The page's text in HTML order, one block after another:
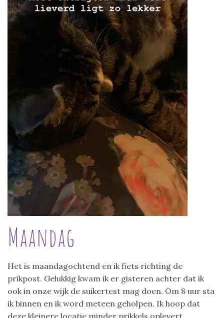
Maandag
Het is maandagochtend en ik fiets richting de
prikpost. Gelukkig kwam ik er gisteren achter dat ik
ook in onze wijk de suikertest mag doen. Om 8 uur sta
ik binnen en ik word meteen geholpen. Ik hoop dat
deze kleinere locatie minder prikkels oplevert,